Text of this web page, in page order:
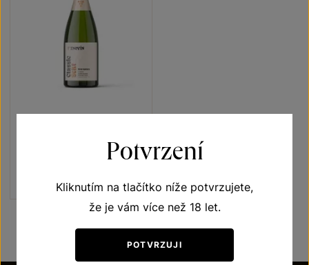
Znovín Classic Brut nature
jakostní šumivé víno 2021
230 Kč
Potvrzení
Kliknutím na tlačítko níže potvrzujete,
že je vám více než 18 let.
POTVRZUJI